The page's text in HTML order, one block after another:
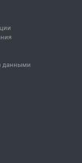
данными